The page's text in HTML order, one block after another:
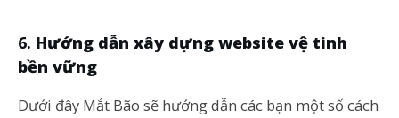
Hướng dẫn xây dựng website vệ tinh
bền vững
Dưới đây Mắt Bão sẽ hướng dẫn các bạn một số cách